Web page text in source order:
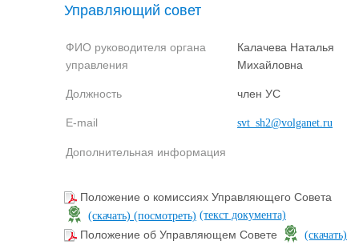
Управляющий совет
ФИО руководителя органа
управления
Калачева Наталья
Михайловна
Должность член УС
E-mail svt_sh2@volganet.ru
Дополнительная информация
Положение о комиссиях Управляющего Совета
(скачать) (посмотреть) (текст документа)
Положение об Управляющем Совете
(скачать)